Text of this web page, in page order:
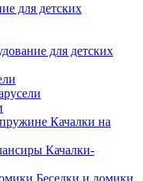
для детских
для детских
Качалки на
Качалки-
Беседки и домики